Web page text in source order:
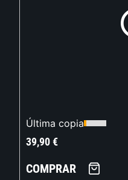
Última copia
39,90€
COMPRAR